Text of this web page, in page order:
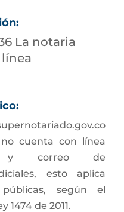
La notaria
cuenta con línea
y correo de
esto aplica
según el
1474 de 2011.